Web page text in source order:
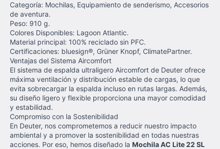
Categoría: Mochilas, Equipamiento de senderismo, Accesorios
de aventura.
Peso: 910 g.
Colores Disponibles: Lagoon Atlantic.
Material principal: 100% reciclado sin PFC.
Certificaciones: bluesign®, Grüner Knopf, ClimatePartner.
Ventajas del Sistema Aircomfort
El sistema de espalda ultraligero Aircomfort de Deuter ofrece
máxima ventilación y distribución estable de cargas, lo que
evita sobrecargar la espalda incluso en rutas largas. Además,
su diseño ligero y flexible proporciona una mayor comodidad
y estabilidad.
Compromiso con la Sostenibilidad
En Deuter, nos comprometemos a reducir nuestro impacto
ambiental y a promover la sostenibilidad en todas nuestras
acciones. Por eso, hemos diseñado la Mochila AC Lite 22 SL